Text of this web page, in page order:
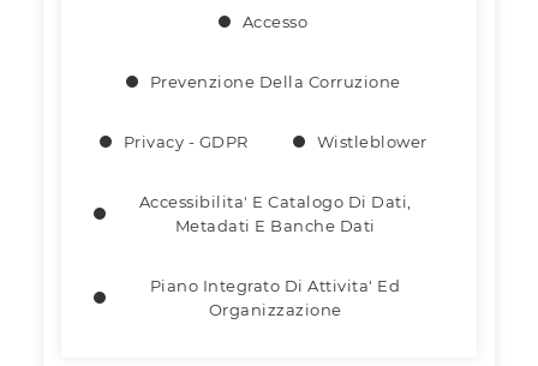
Accesso
Prevenzione Della Corruzione
Privacy - GDPR Wistleblower
Accessibilita' E Catalogo Di Dati,
Metadati E Banche Dati
Piano Integrato Di Attivita' Ed
Organizzazione